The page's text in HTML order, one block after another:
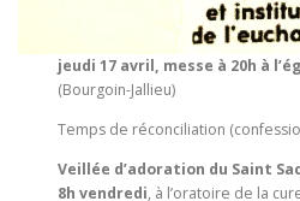
jeudi 17 avril, messe à 20h à
(Bourgoin-Jallieu)
Temps de réconciliation
Veillée d’adoration du Saint
8h vendredi, à l’oratoire de la